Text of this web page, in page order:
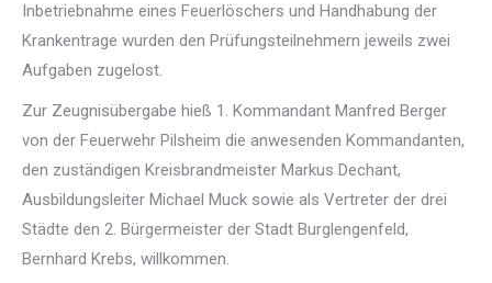
Inbetriebnahme eines Feuerlöschers und Handhabung der
Krankentrage wurden den Prüfungsteilnehmern jeweils zwei
Aufgaben zugelost.
Zur Zeugnisübergabe hieß 1. Kommandant Manfred Berger
von der Feuerwehr Pilsheim die anwesenden Kommandanten,
den zuständigen Kreisbrandmeister Markus Dechant,
Ausbildungsleiter Michael Muck sowie als Vertreter der drei
Städte den 2. Bürgermeister der Stadt Burglengenfeld,
Bernhard Krebs, willkommen.